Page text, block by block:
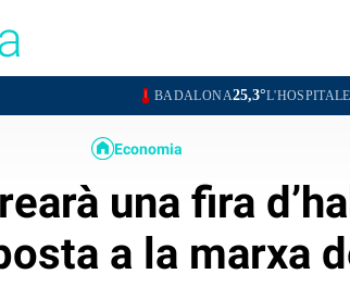
25,3°L'HOSPITALET DE
Economia
una fira
a la marxa